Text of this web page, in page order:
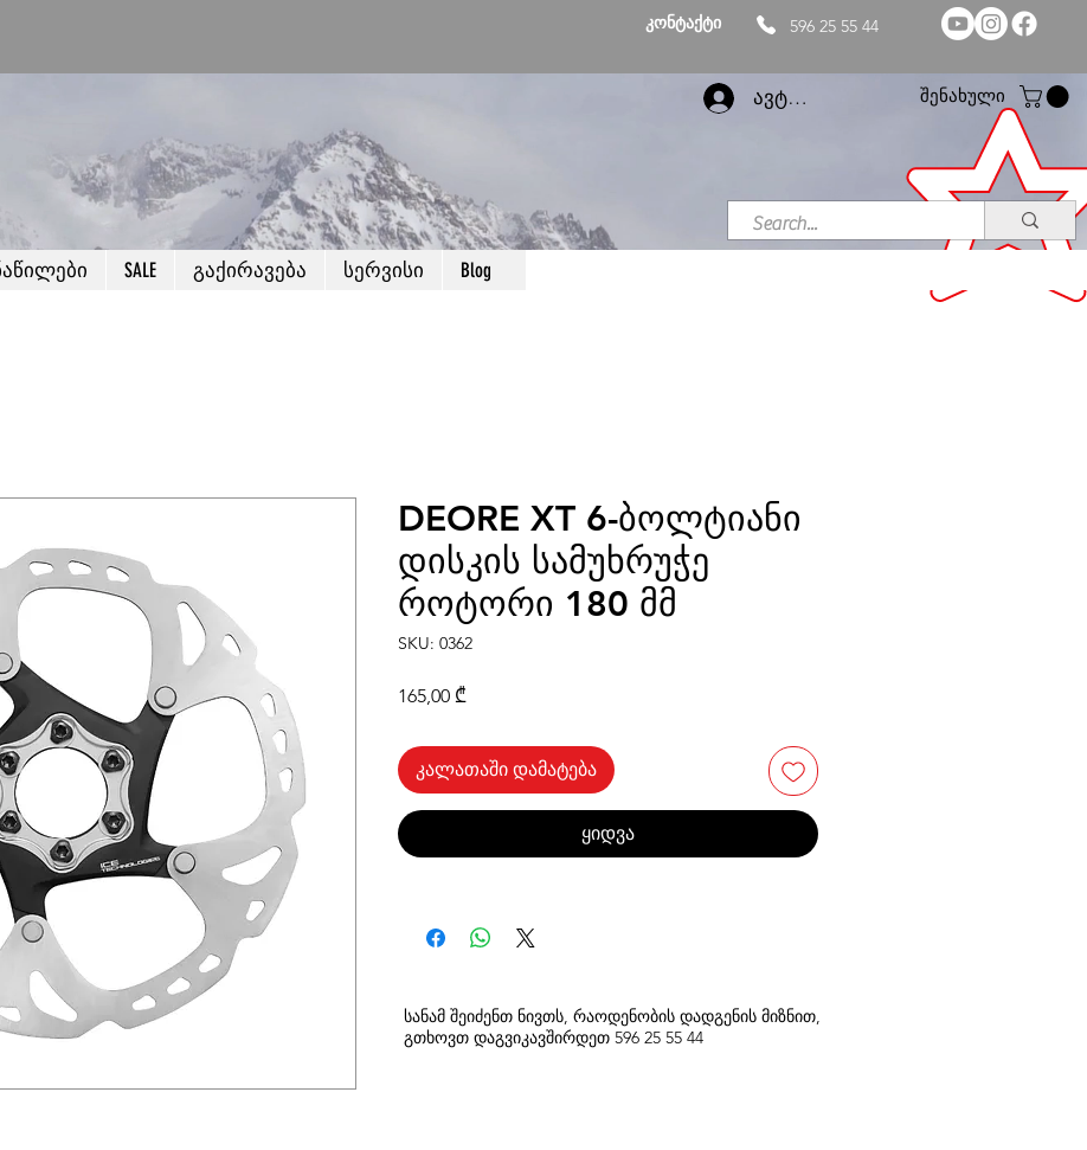
კონტაქტი 596 25 55 44
ავტორიზაცია შენახული
SALE გაქირავება სერვისი Blog
DEORE XT 6-ბოლტიანი
დისკის სამუხრუჭე
როტორი 180 მმ
SKU: 0362
165,00 ₾
კალათაში დამატება
ყიდვა
სანამ შეიძენთ ნივთს, რაოდენობის დადგენის მიზნით,
გთხოვთ დაგვიკავშირდეთ 596 25 55 44